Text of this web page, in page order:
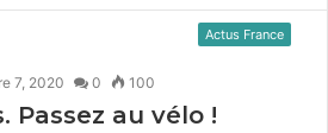
Actus France
7, 2020 0 100
Passez au vélo !